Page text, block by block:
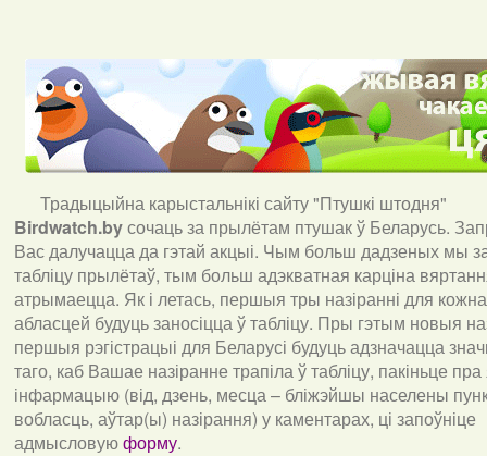
Традыцыйна карыстальнікі сайту "Птушкі штодня"
Birdwatch.byсочаць за прылётам птушак ў Беларусь.
Вас далучацца да гэтай акцыі. Чым больш дадзеных мы
табліцу прылётаў, тым больш адэкватная карціна
атрымаецца. Як і летась, першыя тры назіранні для
абласцей будуць заносіцца ў табліцу. Пры гэтым новыя
першыя рэгістрацыі для Беларусі будуць адзначацца
таго, каб Вашае назіранне трапіла ў табліцу, пакіньце пра
інфармацыю (від, дзень, месца – бліжэйшы населены
вобласць, аўтар(ы) назірання) у каментарах, ці запоўніце
адмысловуюформу.